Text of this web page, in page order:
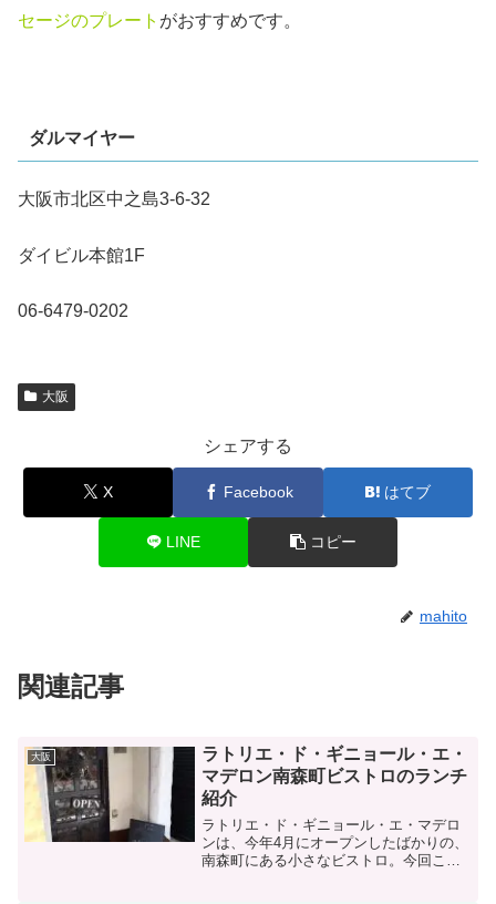
セージのプレート がおすすめです。
ダルマイヤー
大阪市北区中之島3-6-32
ダイビル本館1F
06-6479-0202
大阪
シェアする
X Facebook はてブ
LINE コピー
mahito
関連記事
大阪
ラトリエ・ド・ギニョール・エ・
マデロン南森町ビストロのランチ
紹介
ラトリエ・ド・ギニョール・エ・マデロ
ンは、今年4月にオープンしたばかりの、
南森町にある小さなビストロ。今回こち